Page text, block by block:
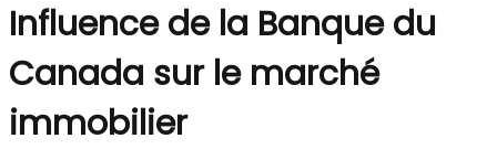
Influence de la Banque du
Canada sur le marché
immobilier